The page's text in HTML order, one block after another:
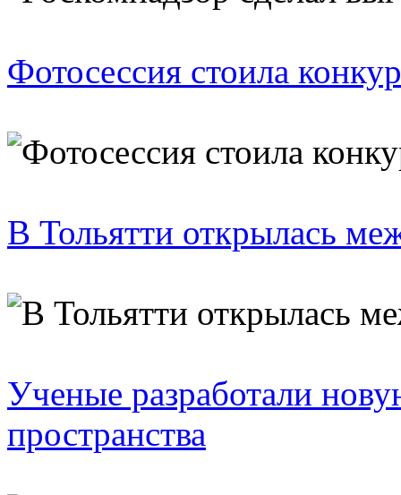
Фотосессия стоила
В Тольятти открылась
Ученые разработали
пространства